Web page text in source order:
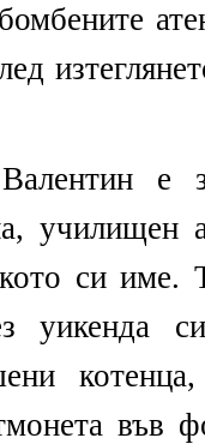
е
училищен
си име.
уикенда
във